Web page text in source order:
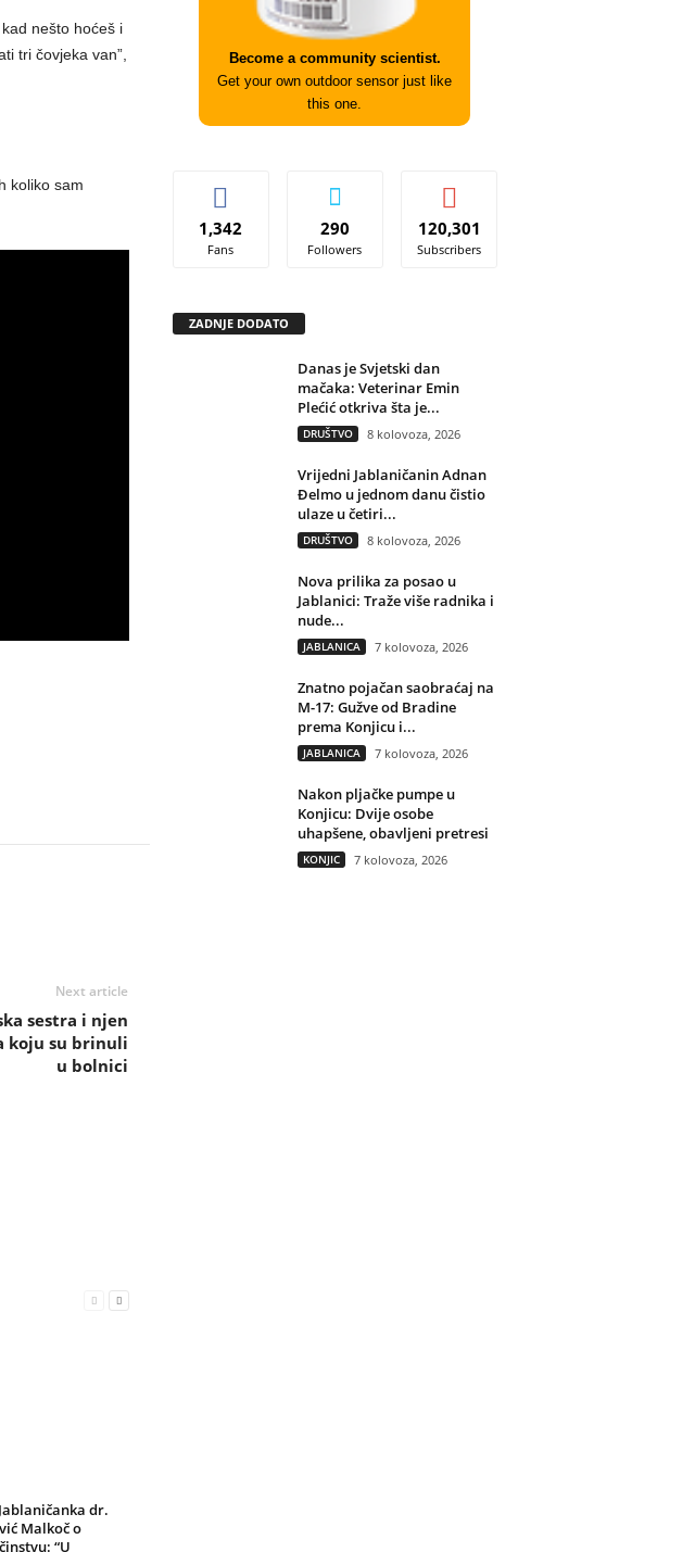
nešto hoćeš i
tri čovjeka van”,
koliko sam
Next article
sestra i njen
koju su brinuli
u bolnici
dr.
Malkoč o
“U
Become a community scientist.
Get your own outdoor sensor just like
this one.
1,342
Fans
290
Followers
120,301
Subscribers
ZADNJE DODATO
Danas je Svjetski dan
mačaka: Veterinar Emin
Plećić otkriva šta je...
DRUŠTVO 8 kolovoza, 2026
Vrijedni Jablaničanin Adnan
Đelmo u jednom danu čistio
ulaze u četiri...
DRUŠTVO 8 kolovoza, 2026
Nova prilika za posao u
Jablanici: Traže više radnika i
nude...
JABLANICA 7 kolovoza, 2026
Znatno pojačan saobraćaj na
M-17: Gužve od Bradine
prema Konjicu i...
JABLANICA 7 kolovoza, 2026
Nakon pljačke pumpe u
Konjicu: Dvije osobe
uhapšene, obavljeni pretresi
KONJIC 7 kolovoza, 2026